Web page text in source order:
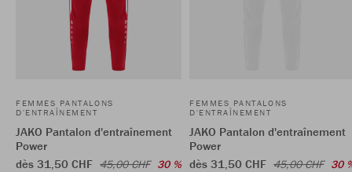
FEMMES PANTALONS
D'ENTRAÎNEMENT
JAKO Pantalon d'entraînement
Power
dès 31,50 CHF 45,00 CHF 30 %
FEMMES PANTALONS
D'ENTRAÎNEMENT
JAKO Pantalon d'entraînement
Power
dès 31,50 CHF 45,00 CHF 30